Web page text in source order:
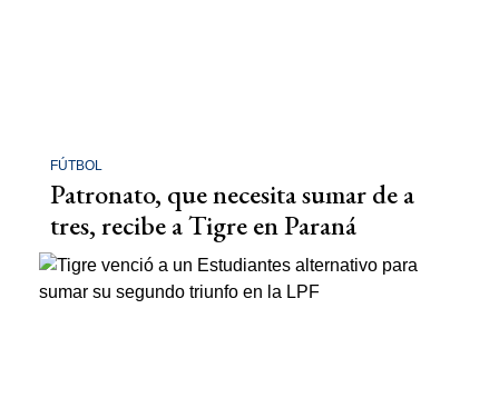
FÚTBOL
Patronato, que necesita sumar de a
tres, recibe a Tigre en Paraná